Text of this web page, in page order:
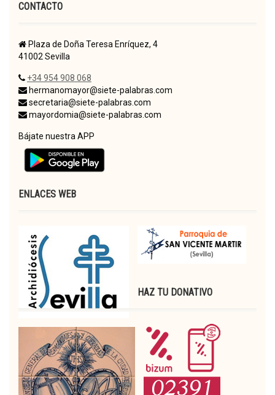
CONTACTO
Plaza de Doña Teresa Enríquez, 4
41002 Sevilla
+34 954 908 068
hermanomayor@siete-palabras.com
secretaria@siete-palabras.com
mayordomia@siete-palabras.com
Bájate nuestra APP
ENLACES WEB
HAZ TU DONATIVO